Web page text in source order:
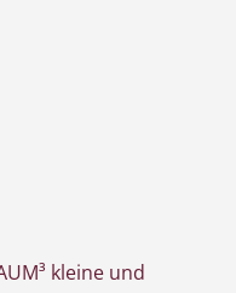
kleine und